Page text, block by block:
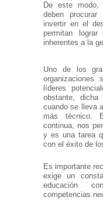
De este
deben
invertir en el
permitan
inherentes a la
Uno de los
organizaciones
líderes
obstante, dicha
cuando se lleva
más técnico.
continua, nos
y es una tarea
con el éxito de
Es importante
exige un
educación
competencias